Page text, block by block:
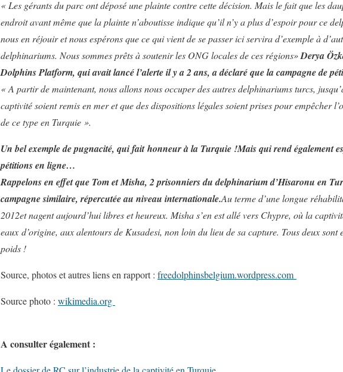
« Les gérants du parc ont déposé une plainte contre cette décision. Mais le fait que les
endroit avant même que la plainte n’aboutisse indique qu’il n’y a plus d’espoir pour ce
nous en réjouir et nous espérons que ce qui vient de se passer ici servira d’exemple à
delphinariums. Nous sommes prêts à soutenir les ONG locales de ces régions»Derya
Dolphins Platform, qui avait lancé l’alerte il y a 2 ans, a déclaré que la campagne de
« A partir de maintenant, nous allons nous occuper des autres delphinariums turcs,
captivité soient remis en mer et que des dispositions légales soient prises pour empêcher
de ce type en Turquie ».
Un bel exemple de pugnacité, qui fait honneur à la Turquie !Mais qui rend également
pétitions en ligne…
Rappelons en effet que Tom et Misha, 2 prisonniers du delphinarium d’Hisaronu en
campagne similaire, répercutée au niveau internationale.Au terme d’une longue
2012et nagent aujourd’hui libres et heureux. Misha s’en est allé vers Chypre, où la
eaux d’origine, aux alentours de Kusadesi, non loin du lieu de sa capture. Tous deux sont
poids !
Source, photos et autres liens en rapport : freedolphinsbelgium.wordpress.com
Source photo : wikimedia.org
A consulter également :